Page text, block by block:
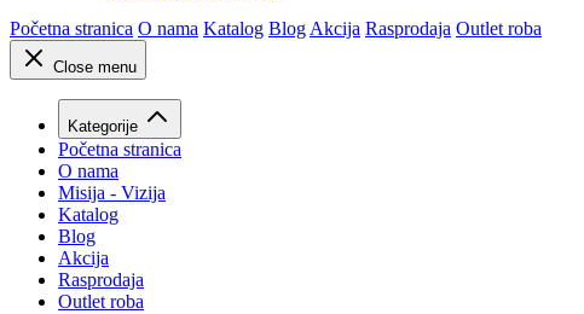
Početna stranica O nama Katalog Blog Akcija Rasprodaja Outlet roba
Close menu
Kategorije
Početna stranica
O nama
Misija - Vizija
Katalog
Blog
Akcija
Rasprodaja
Outlet roba